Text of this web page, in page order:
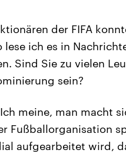
der FIFA
lese ich es in
Sind Sie zu vielen
sein?
meine, man macht
Fußballorganisation
aufgearbeitet wird,